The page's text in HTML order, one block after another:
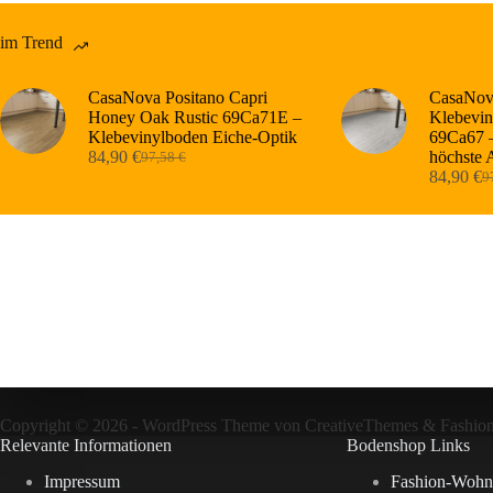
im Trend
CasaNova Positano Capri
Honey Oak Rustic 69Ca71E –
Klebevinylboden Eiche-Optik
97,58€
Ursprünglicher
84,90 €Aktueller
69Ca67
höchste
84,90 €
Copyright © 2026 - WordPress Theme von CreativeThemes &
Relevante Informationen
Impressum
Bodenshop Links
Fashion-